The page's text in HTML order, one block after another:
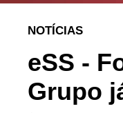
NOTÍCIAS
eSS -
Grupo